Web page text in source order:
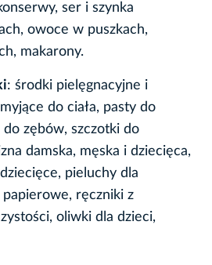
ser i szynka
owoce w puszkach,
makarony.
: środki pielęgnacyjne i
do ciała, pasty do
zębów, szczotki do
damska, męska i dziecięca,
pieluchy dla
ręczniki z
oliwki dla dzieci,